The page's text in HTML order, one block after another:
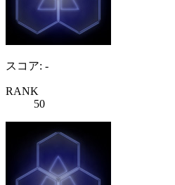
スコア: -
RANK
50